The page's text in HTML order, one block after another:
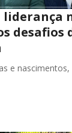
liderança
desafios
e